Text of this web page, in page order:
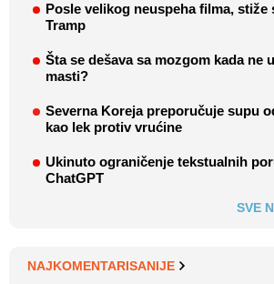
Posle velikog neuspeha filma, stiže
Tramp
Šta se dešava sa mozgom kada ne
masti?
Severna Koreja preporučuje supu
kao lek protiv vrućine
Ukinuto ograničenje tekstualnih
ChatGPT
SVE
NAJKOMENTARISANIJE